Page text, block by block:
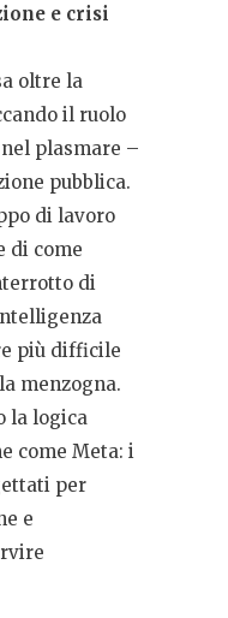
e crisi
oltre la
il ruolo
plasmare –
pubblica.
di lavoro
di come
di
più difficile
menzogna.
la logica
come Meta: i
per
e